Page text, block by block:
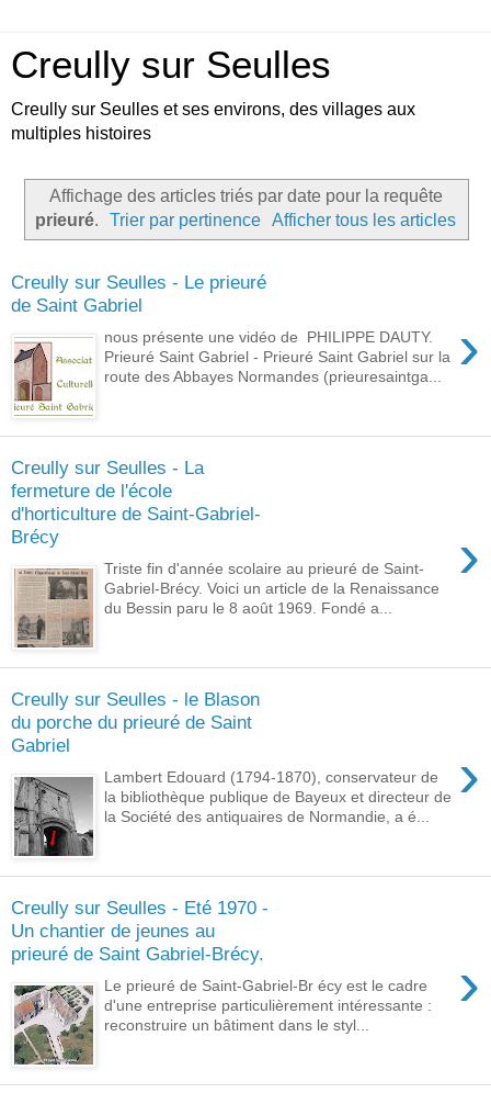
Creully sur Seulles
Creully sur Seulles et ses environs, des villages aux
multiples histoires
Affichage des articles triés par date pour la requête
prieuré. Trier par pertinence Afficher tous les articles
Creully sur Seulles - Le prieuré
de Saint Gabriel
›
nous présente une vidéo de PHILIPPE DAUTY.
Prieuré Saint Gabriel - Prieuré Saint Gabriel sur la
route des Abbayes Normandes (prieuresaintga...
Creully sur Seulles - La
fermeture de l'école
d'horticulture de Saint-Gabriel-
Brécy
›
Triste fin d'année scolaire au prieuré de Saint-
Gabriel-Brécy. Voici un article de la Renaissance
du Bessin paru le 8 août 1969. Fondé a...
Creully sur Seulles - le Blason
du porche du prieuré de Saint
Gabriel
›
Lambert Edouard (1794-1870), conservateur de
la bibliothèque publique de Bayeux et directeur de
la Société des antiquaires de Normandie, a é...
Creully sur Seulles - Eté 1970 -
Un chantier de jeunes au
prieuré de Saint Gabriel-Brécy.
›
Le prieuré de Saint-Gabriel-Br écy est le cadre
d'une en­treprise particulièrement intéres­sante :
reconstruire un bâtiment dans le styl...